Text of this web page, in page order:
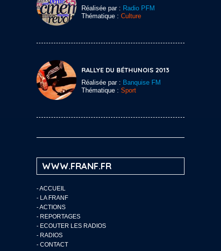
Réalisée par : Radio PFM
Thématique : Culture
RALLYE DU BÉTHUNOIS 2013
Réalisée par : Banquise FM
Thématique : Sport
WWW.FRANF.FR
-ACCUEIL
- LA FRANF
-ACTIONS
- REPORTAGES
- ECOUTER LES RADIOS
- RADIOS
- CONTACT